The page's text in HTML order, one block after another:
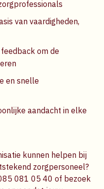
van vaardigheden,
om de
en snelle
aandacht in elke
kunnen helpen bij
zorgpersoneel?
081 05 40 of bezoek